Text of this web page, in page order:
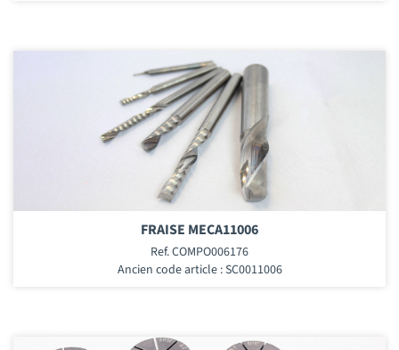
FRAISE MECA11006
Ref. COMPO006176
Ancien code article : SC0011006